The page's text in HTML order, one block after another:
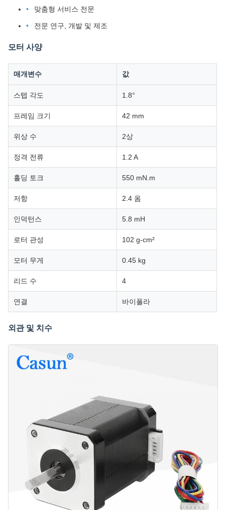
맞춤형 서비스 전문
전문 연구, 개발 및 제조
모터 사양
매개변수 값
스텝 각도 1.8°
프레임 크기 42 mm
위상 수 2상
정격 전류 1.2 A
홀딩 토크 550 mN.m
저항 2.4 옴
인덕턴스 5.8 mH
로터 관성 102 g-cm²
모터 무게 0.45 kg
리드 수 4
연결 바이폴라
외관 및 치수